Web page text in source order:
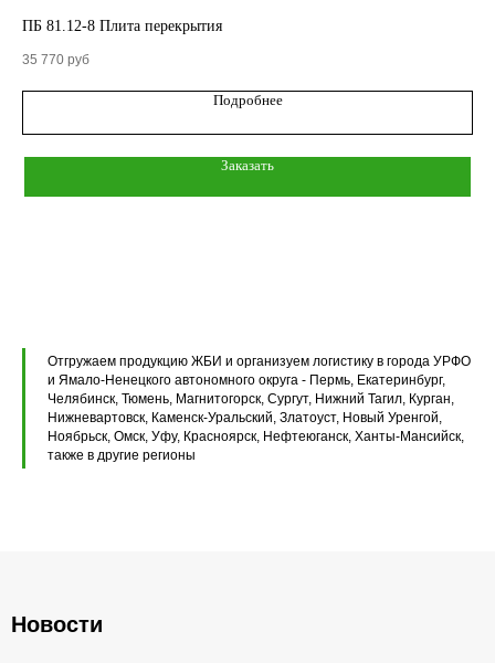
ПБ 81.12-8 Плита перекрытия
35 770 руб
Подробнее
Заказать
Отгружаем продукцию ЖБИ и организуем логистику в города УРФО
и Ямало-Ненецкого автономного округа - Пермь, Екатеринбург,
Челябинск, Тюмень, Магнитогорск, Сургут, Нижний Тагил, Курган,
Нижневартовск, Каменск-Уральский, Златоуст, Новый Уренгой,
Ноябрьск, Омск, Уфу, Красноярск, Нефтеюганск, Ханты-Мансийск,
также в другие регионы
Новости
Элементы теплотрасс
Элементы лестниц
Плиты перекрытия ПТ
Фундаментные блоки ФБС